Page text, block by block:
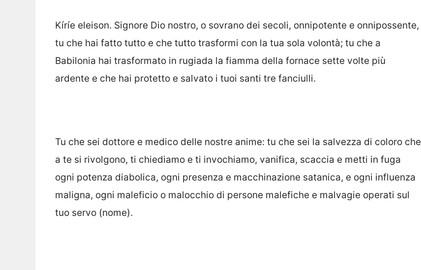
Kíríe eleison. Signore Dio nostro, o sovrano dei secoli, onnipotente e onnipossente,
tu che hai fatto tutto e che tutto trasformi con la tua sola volontà; tu che a
Babilonia hai trasformato in rugiada la fiamma della fornace sette volte più
ardente e che hai protetto e salvato i tuoi santi tre fanciulli.
Tu che sei dottore e medico delle nostre anime: tu che sei la salvezza di coloro che
a te si rivolgono, ti chiediamo e ti invochiamo, vanifica, scaccia e metti in fuga
ogni potenza diabolica, ogni presenza e macchinazione satanica, e ogni influenza
maligna, ogni maleficio o malocchio di persone malefiche e malvagie operati sul
tuo servo (nome).